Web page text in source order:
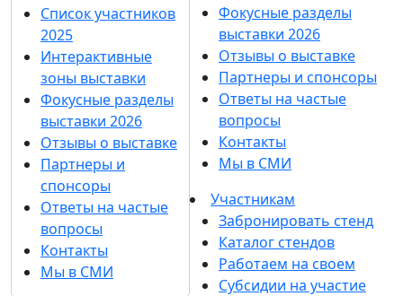
Список участников
2025
Интерактивные
зоны выставки
Фокусные разделы
выставки 2026
Отзывы о выставке
Партнеры и
спонсоры
Ответы на частые
вопросы
Контакты
Мы в СМИ
Фокусные разделы
выставки 2026
Отзывы о выставке
Партнеры и спонсоры
Ответы на частые
вопросы
Контакты
Мы в СМИ
Участникам
Забронировать стенд
Каталог стендов
Работаем на своем
Субсидии на участие